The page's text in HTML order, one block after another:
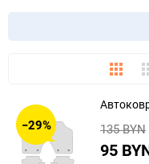
Плитка
−29% 135 BYN
95